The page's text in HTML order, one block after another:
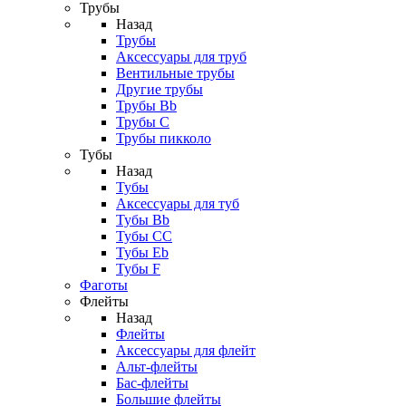
Трубы
Назад
Трубы
Аксессуары для труб
Вентильные трубы
Другие трубы
Трубы Bb
Трубы C
Трубы пикколо
Тубы
Назад
Тубы
Аксессуары для туб
Тубы Bb
Тубы CC
Тубы Eb
Тубы F
Фаготы
Флейты
Назад
Флейты
Аксессуары для флейт
Альт-флейты
Бас-флейты
Большие флейты